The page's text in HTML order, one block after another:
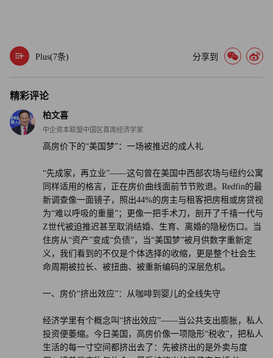
Plus(7条) 分享到
精彩评论
柏文喜
中企资本联盟中国区首席经济学家
高房价下的“美国梦”：一场被推迟的成人礼
“先成家，再立业”——这句曾在美国中西部农场与纽约公寓
同样适用的格言，正在房价曲线面前节节败退。Redfin的最
新调查像一面镜子，照出44%的房主与租客把房租或房贷视
为“难以呼吸的重量”；更像一把手术刀，剖开了千禧一代与
Z世代被迫推迟甚至取消结婚、生育、离婚的隐秘伤口。当
住房从“资产”变成“负债”，当“美国梦”被月供数字重新定
义，我们看到的不仅是个体选择的收缩，更是整个社会生
命周期被拉长、被扭曲、被重新编码的深层危机。
一、房价“挤出效应”：从咖啡到婴儿的全线失守
经济学里有个概念叫“挤出效应”——当公共支出膨胀，私人
投资便萎缩。今日美国，高房价像一项隐形“税收”，把私人
生活的每一寸空间都挤出去了：先被挤出的是外卖与度